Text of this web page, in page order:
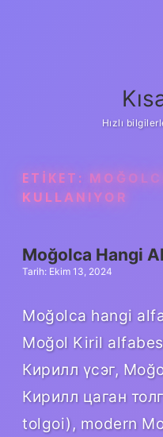
Hızlı
ETIKET:
KULLANIYOR
Moğolca Hangi
Tarih: Ekim 13, 2024
Moğolca hangi
Moğol Kiril
Кирилл үсэг,
Кирилл цаган
tolgoi), modern